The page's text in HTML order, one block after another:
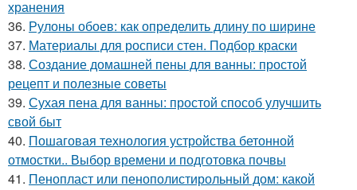
хранения
36. Рулоны обоев: как определить длину по ширине
37. Материалы для росписи стен. Подбор краски
38. Создание домашней пены для ванны: простой
рецепт и полезные советы
39. Сухая пена для ванны: простой способ улучшить
свой быт
40. Пошаговая технология устройства бетонной
отмостки.. Выбор времени и подготовка почвы
41. Пенопласт или пенополистирольный дом: какой